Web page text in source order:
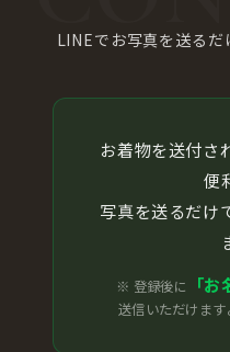
LINEでお写真を送るだ
お着物を送付さ
便
写真を送るだけ
※ 登録後に 「
送信いただけます